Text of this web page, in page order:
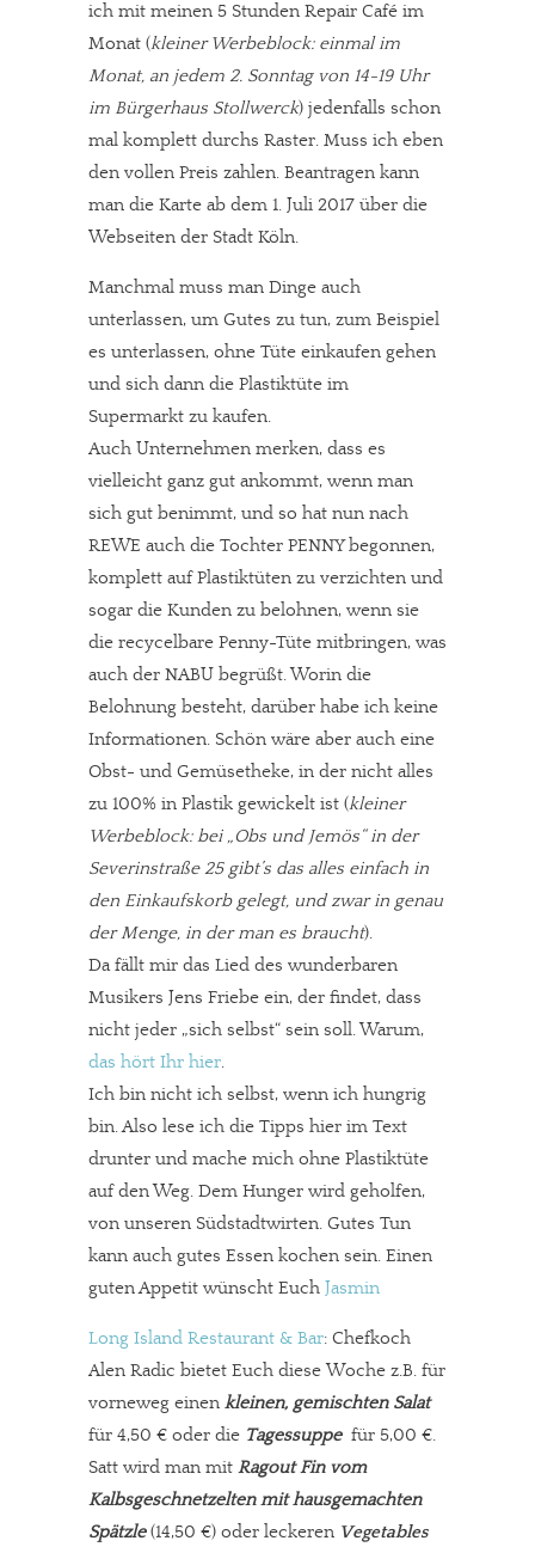
ich mit meinen 5 Stunden Repair Café im
Monat (kleiner Werbeblock: einmal im
Monat, an jedem 2. Sonntag von 14-19 Uhr
im Bürgerhaus Stollwerck) jedenfalls schon
mal komplett durchs Raster. Muss ich eben
den vollen Preis zahlen. Beantragen kann
man die Karte ab dem 1. Juli 2017 über die
Webseiten der Stadt Köln.
Manchmal muss man Dinge auch
unterlassen, um Gutes zu tun, zum Beispiel
es unterlassen, ohne Tüte einkaufen gehen
und sich dann die Plastiktüte im
Supermarkt zu kaufen.
Auch Unternehmen merken, dass es
vielleicht ganz gut ankommt, wenn man
sich gut benimmt, und so hat nun nach
REWE auch die Tochter PENNY begonnen,
komplett auf Plastiktüten zu verzichten und
sogar die Kunden zu belohnen, wenn sie
die recycelbare Penny-Tüte mitbringen, was
auch der NABU begrüßt. Worin die
Belohnung besteht, darüber habe ich keine
Informationen. Schön wäre aber auch eine
Obst- und Gemüsetheke, in der nicht alles
zu 100% in Plastik gewickelt ist (kleiner
Werbeblock: bei „Obs und Jemös“ in der
Severinstraße 25 gibt’s das alles einfach in
den Einkaufskorb gelegt, und zwar in genau
der Menge, in der man es braucht).
Da fällt mir das Lied des wunderbaren
Musikers Jens Friebe ein, der findet, dass
nicht jeder „sich selbst“ sein soll. Warum,
das hört Ihr hier.
Ich bin nicht ich selbst, wenn ich hungrig
bin. Also lese ich die Tipps hier im Text
drunter und mache mich ohne Plastiktüte
auf den Weg. Dem Hunger wird geholfen,
von unseren Südstadtwirten. Gutes Tun
kann auch gutes Essen kochen sein. Einen
guten Appetit wünscht Euch Jasmin
Long Island Restaurant & Bar: Chefkoch
Alen Radic bietet Euch diese Woche z.B. für
vorneweg einen kleinen, gemischten Salat
für 4,50 € oder die Tagessuppe für 5,00 €.
Satt wird man mit Ragout Fin vom
Kalbsgeschnetzelten mit hausgemachten
Spätzle(14,50 €) oder leckeren Vegetables